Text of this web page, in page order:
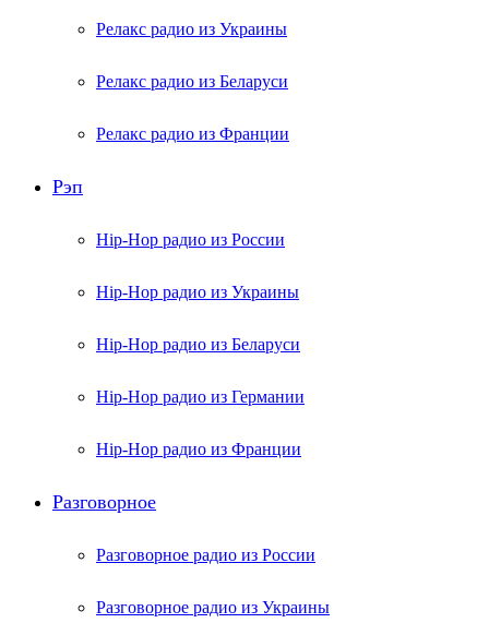
Релакс радио из Украины
Релакс радио из Беларуси
Релакс радио из Франции
Рэп
Hip-Hop радио из России
Hip-Hop радио из Украины
Hip-Hop радио из Беларуси
Hip-Hop радио из Германии
Hip-Hop радио из Франции
Разговорное
Разговорное радио из России
Разговорное радио из Украины